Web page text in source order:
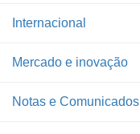
Internacional
Mercado e inovação
Notas e Comunicados